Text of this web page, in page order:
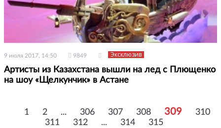
9 июля 2017, 14:50 9849 Эксклюзив
Артисты из Казахстана вышли на лед с Плющенко
на шоу «Щелкунчик» в Астане
1 2 ... 306 307 308 309
310
311
312 ... 314 315